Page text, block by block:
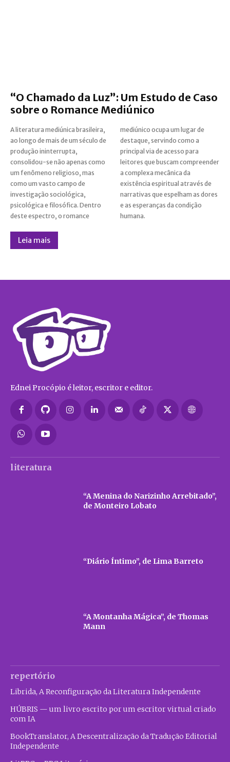
“O Chamado da Luz”: Um Estudo de Caso
sobre o Romance Mediúnico
A literatura mediúnica brasileira,
ao longo de mais de um século de
produção ininterrupta,
consolidou-se não apenas como
um fenômeno religioso, mas
como um vasto campo de
investigação sociológica,
psicológica e filosófica. Dentro
deste espectro, o romance
mediúnico ocupa um lugar de
destaque, servindo como a
principal via de acesso para
leitores que buscam compreender
a complexa mecânica da
existência espiritual através de
narrativas que espelham as dores
e as esperanças da condição
humana.
Leia mais
Ednei Procópio é leitor, escritor e editor.
literatura
“A Menina do Narizinho Arrebitado”,
de Monteiro Lobato
“Diário Íntimo”, de Lima Barreto
“A Montanha Mágica”, de Thomas
Mann
repertório
Librida, A Reconfiguração da Literatura Independente
HÚBRIS — um livro escrito por um escritor virtual criado
com IA
BookTranslator, A Descentralização da Tradução Editorial
Independente